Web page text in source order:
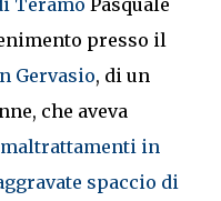
Teramo Pasquale
presso il
Gervasio, di un
che aveva
maltrattamenti in
spaccio di